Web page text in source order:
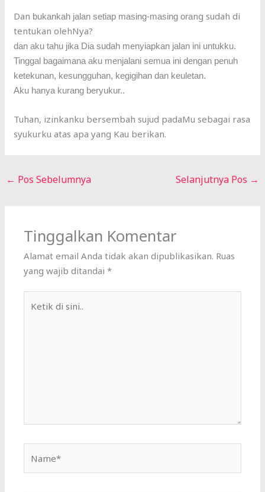
Dan bukankah jalan setiap masing-masing orang sudah di
tentukan olehNya?
dan aku tahu jika Dia sudah menyiapkan jalan ini untukku.
Tinggal bagaimana aku menjalani semua ini dengan penuh
ketekunan, kesungguhan, kegigihan dan keuletan.
Aku hanya kurang beryukur..
Tuhan, izinkanku bersembah sujud padaMu sebagai rasa
syukurku atas apa yang Kau berikan.
← Pos Sebelumnya Selanjutnya Pos →
Tinggalkan Komentar
Alamat email Anda tidak akan dipublikasikan. Ruas
yang wajib ditandai*